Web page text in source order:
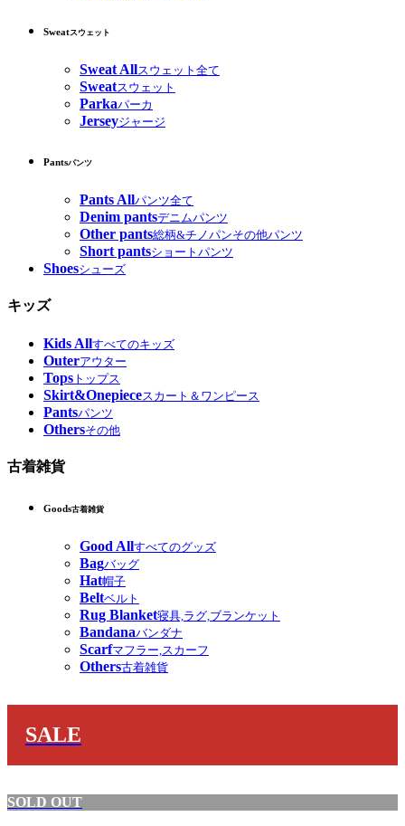
Sweatスウェット
Sweat Allスウェット全て
Sweatスウェット
Parkaパーカ
Jerseyジャージ
Pantsパンツ
Pants Allパンツ全て
Denim pantsデニムパンツ
Other pants総柄&チノパンその他パンツ
Short pantsショートパンツ
Shoesシューズ
キッズ
Kids Allすべてのキッズ
Outerアウター
Tops トップス
Skirt&Onepieceスカート＆ワンピース
Pantsパンツ
Othersその他
古着雑貨
Goods古着雑貨
Good Allすべてのグッズ
Bagバッグ
Hat帽子
Beltベルト
Rug Blanket寝具,ラグ,ブランケット
Bandanaバンダナ
Scarfマフラー,スカーフ
Others古着雑貨
SALE
SOLD OUT